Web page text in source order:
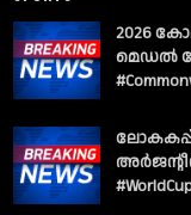
2026
മെഡൽ